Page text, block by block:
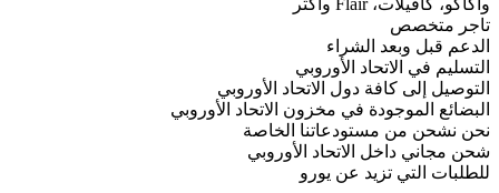
الأوروبي
الاتحاد الأوروبي
الخاصة
الأوروبي